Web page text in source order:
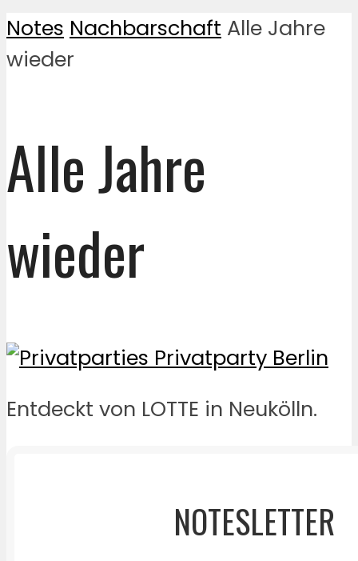
Notes Nachbarschaft Alle Jahre
wieder
Alle Jahre
wieder
Entdeckt von LOTTE in Neukölln.
NOTESLETTER